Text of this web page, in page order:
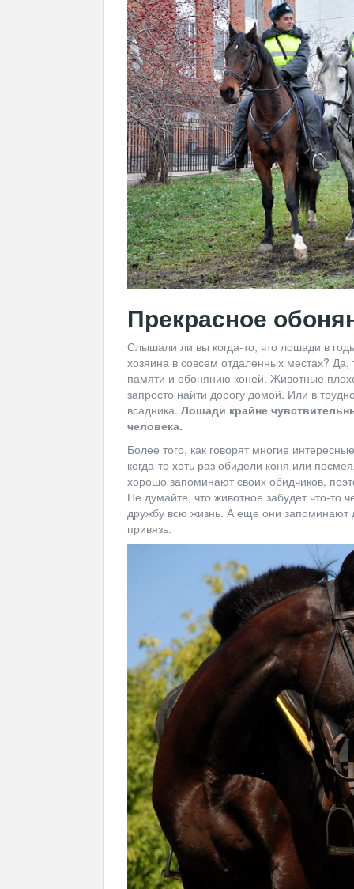
Прекрасное
Слышали ли вы когда-то, что лошади в
хозяина в совсем отдаленных местах? Да,
памяти и обонянию коней. Животные
запросто найти дорогу домой. Или в
всадника. Лошади крайне
человека.
Более того, как говорят многие
когда-то хоть раз обидели коня или
хорошо запоминают своих обидчиков,
Не думайте, что животное забудет что-то
дружбу всю жизнь. А еще они запоминают
привязь.